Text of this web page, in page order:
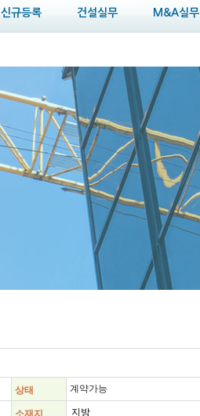
신규등록 건설실무 M&A실무